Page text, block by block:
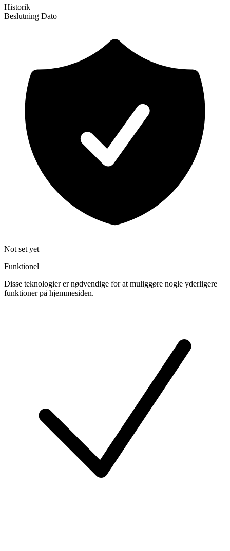
Historik
Beslutning Dato
Not set yet
Funktionel
Disse teknologier er nødvendige for at muliggøre nogle yderligere
funktioner på hjemmesiden.